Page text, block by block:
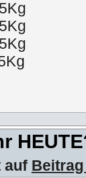
auf Beitrag